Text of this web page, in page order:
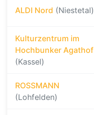
ALDI Nord (Niestetal)
Kulturzentrum im
Hochbunker Agathof
(Kassel)
ROSSMANN
(Lohfelden)